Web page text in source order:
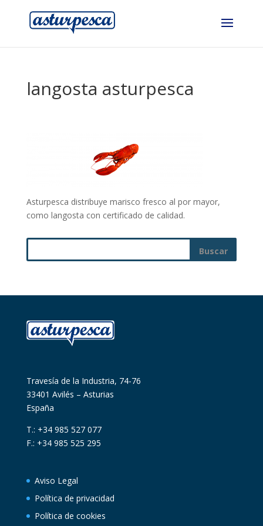
langosta asturpesca
Asturpesca distribuye marisco fresco al por mayor,
como langosta con certificado de calidad.
Travesía de la Industria, 74-76
33401 Avilés – Asturias
España
T.: +34 985 527 077
F.: +34 985 525 295
Aviso Legal
Política de privacidad
Política de cookies